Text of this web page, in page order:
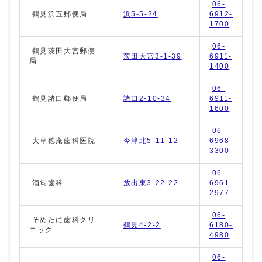
鶴見浜五郵便局 浜5-5-24
06-
6912-
1700
鶴見茨田大宮郵便
局
茨田大宮3-1-39
06-
6911-
1400
鶴見諸口郵便局 諸口2-10-34
06-
6911-
1600
大草徳庵歯科医院 今津北5-11-12
06-
6968-
3300
酒匂歯科 放出東3-22-22
06-
6961-
2977
そめたに歯科クリ
ニック
鶴見4-2-2
06-
6180-
4980
06-